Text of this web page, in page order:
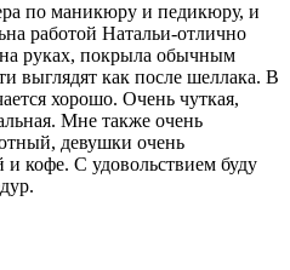
по маникюру и педикюру, и
работой Натальи-отлично
руках, покрыла обычным
выглядят как после шеллака. В
хорошо. Очень чуткая,
Мне также очень
девушки очень
кофе. С удовольствием буду